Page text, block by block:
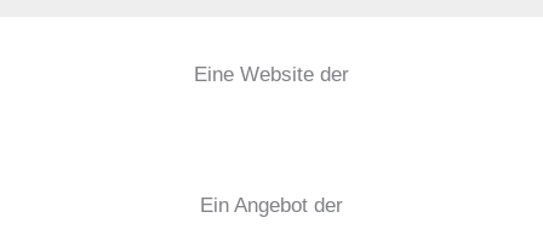
Eine Website der
Ein Angebot der